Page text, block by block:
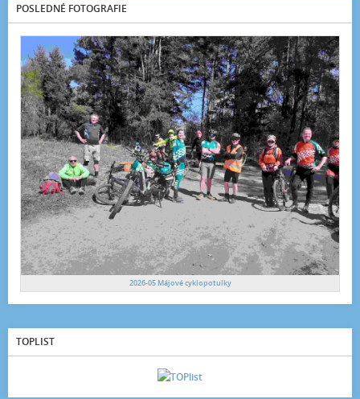
POSLEDNÉ FOTOGRAFIE
2026-05 Májové cyklopotulky
TOPLIST